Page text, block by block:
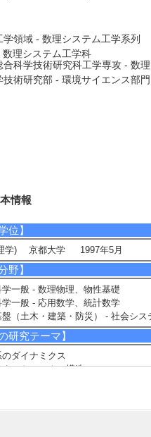
学領域 - 数理システム工学系列
数理システム工学科
合科学技術研究科工学専攻 - 数
技術研究部 - 環境サイエンス部門
情報
位】
学) 京都大学 1997年5月
野】
学一般 - 数理物理、物性基礎
学一般 - 応用数学、統計数学
盤（土木・建築・防災） - 社会シス
研究テーマ】
ダイナミクス
ネットワークの構造